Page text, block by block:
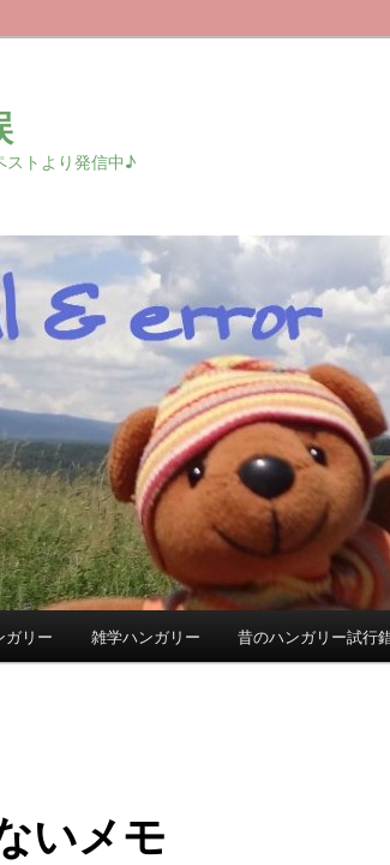
ストより発信中♪
ガリー 雑学ハンガリー 昔のハンガリー試行
いメモ